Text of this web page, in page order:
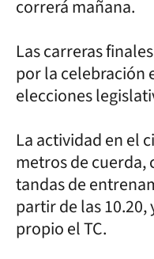
correrá mañana.
Las carreras
por la celebración
elecciones
La actividad en el
metros de cuerda,
tandas de
partir de las 10.20,
propio el TC.